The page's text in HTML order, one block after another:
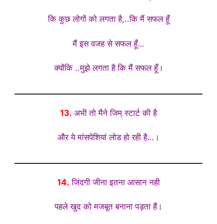
कि कुछ लोगों को लगता है,..कि मैं सफल हूँ
मैं इस वजह से सफल हूँ…
क्योंकि ..मुझे लगता है कि मैं सफल हूँ।
13. अभी तो मैने जिम् स्टार्ट की है
और ये मांसपेशियां लोड हो रही है…।
14. जिंदगी जीना इतना आसान नही
पहले खुद को मजबूत बनाना पड़ता हैं।